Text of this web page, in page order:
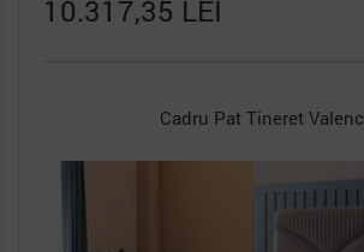
10.317,35 LEI
Tablie Tineret Valencia